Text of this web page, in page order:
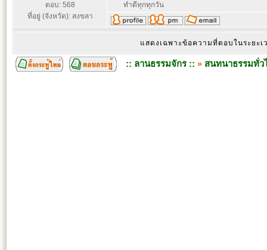
ตอบ: 568
ที่อยู่ (จังหวัด): สงขลา
ทำดีทุกทุกวัน
แสดงเฉพาะข้อความที่ตอบในระยะ
:: ลานธรรมจักร :: » สนทนาธรรมทั่ว